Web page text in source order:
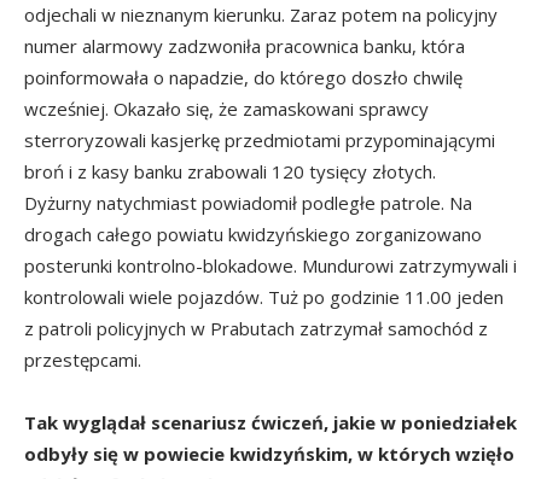
odjechali w nieznanym kierunku. Zaraz potem na policyjny
numer alarmowy zadzwoniła pracownica banku, która
poinformowała o napadzie, do którego doszło chwilę
wcześniej. Okazało się, że zamaskowani sprawcy
sterroryzowali kasjerkę przedmiotami przypominającymi
broń i z kasy banku zrabowali 120 tysięcy złotych.
Dyżurny natychmiast powiadomił podległe patrole. Na
drogach całego powiatu kwidzyńskiego zorganizowano
posterunki kontrolno-blokadowe. Mundurowi zatrzymywali i
kontrolowali wiele pojazdów. Tuż po godzinie 11.00 jeden
z patroli policyjnych w Prabutach zatrzymał samochód z
przestępcami.
Tak wyglądał scenariusz ćwiczeń, jakie w poniedziałek
odbyły się w powiecie kwidzyńskim, w których wzięło